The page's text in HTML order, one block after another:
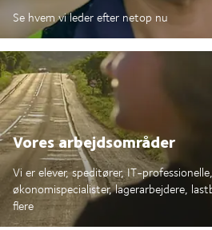
Se hvem vi leder efter netop nu
Vores arbejdsområder
Vi er elever, speditører, IT-
økonomispecialister, lagerarbejdere,
flere